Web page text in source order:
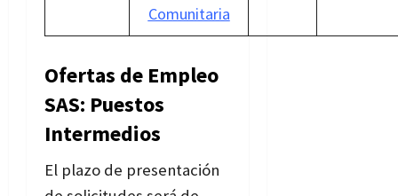
Comunitaria
Ofertas de Empleo
SAS: Puestos
Intermedios
El plazo de presentación